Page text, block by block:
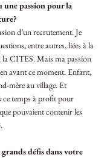
une passion pour la
d’un recrutement. Je
entre autres, liées à la
CITES. Mais ma passion
avant ce moment. Enfant,
mère au village. Et
ce temps à profit pour
pouvaient contenir les
défis dans votre